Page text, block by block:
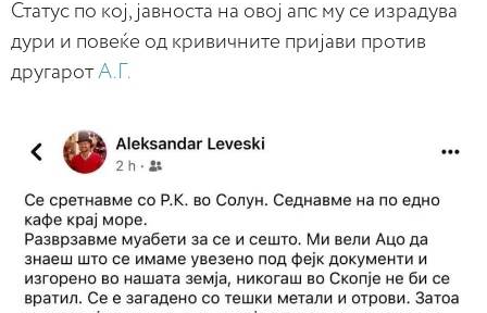
Статус по кој, јавноста на овој апс му се израдува
дури и повеќе од кривичните пријави против
другарот А.Г.